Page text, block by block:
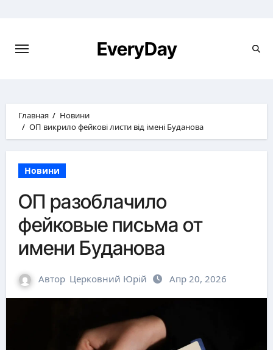
EveryDay
Главная
Новини
ОП викрило фейкові листи від імені Буданова
Новини
ОП разоблачило
фейковые письма от
имени Буданова
Автор Церковний Юрій Апр 20, 2026